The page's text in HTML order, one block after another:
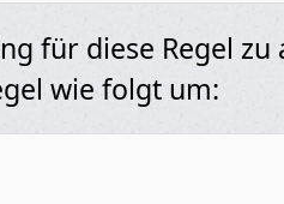
für diese Regel
wie folgt um: